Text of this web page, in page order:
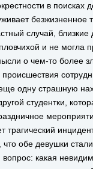
в поисках
случай,
и не могла
о чем-то более
одну страшную
студентки,
трагический
обе девушки
какая